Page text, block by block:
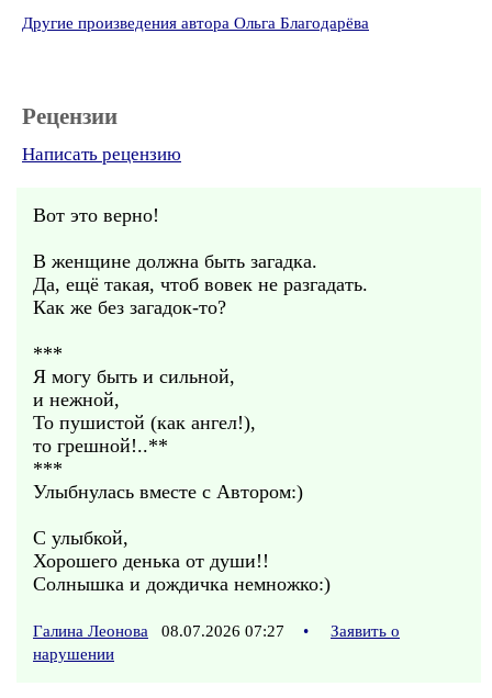
Другие произведения автора Ольга Благодарёва
Рецензии
Написать рецензию
Вот это верно!
В женщине должна быть загадка.
Да, ещё такая, чтоб вовек не разгадать.
Как же без загадок-то?
***
Я могу быть и сильной,
и нежной,
То пушистой (как ангел!),
то грешной!..**
***
Улыбнулась вместе с Автором:)
С улыбкой,
Хорошего денька от души!!
Солнышка и дождичка немножко:)
Галина Леонова 08.07.2026 07:27 •
Заявить о
нарушении